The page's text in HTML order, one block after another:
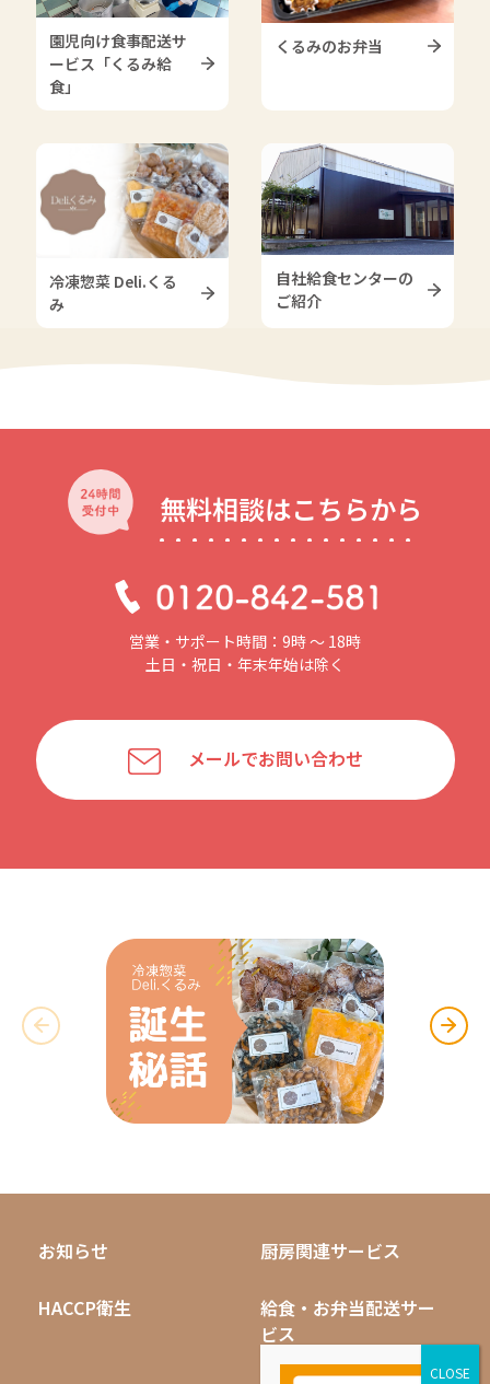
園児向け食事配送サ
ービス「くるみ給
食」
くるみのお弁当
冷凍惣菜 Deli.くる
み
自社給食センターの
ご紹介
無料相談はこちらから
営業・サポート時間：9時 〜 18時
土日・祝日・年末年始は除く
メールでお問い合わせ
お知らせ 厨房関連サービス
HACCP衛生
給食・お弁当配送サー
ビス